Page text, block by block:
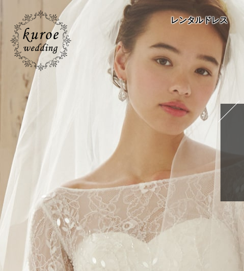
レンタルドレス